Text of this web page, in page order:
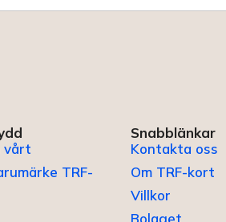
vårt
TRF-
Snabblänkar
Kontakta oss
Om TRF-kort
Villkor